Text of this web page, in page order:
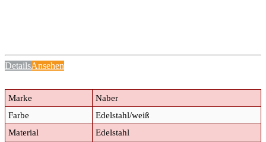
DetailsAnsehen
Marke
Naber
Farbe
Edelstahl/weiß
Material
Edelstahl